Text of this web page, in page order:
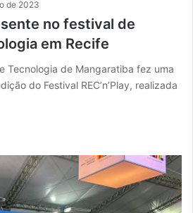
de 2023
no festival de
em Recife
Tecnologia de Mangaratiba fez uma
do Festival REC’n’Play, realizada